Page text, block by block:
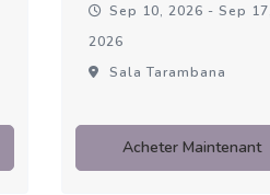
Sep 10, 2026 - Sep 17,
2026
Sala Tarambana
Acheter Maintenant